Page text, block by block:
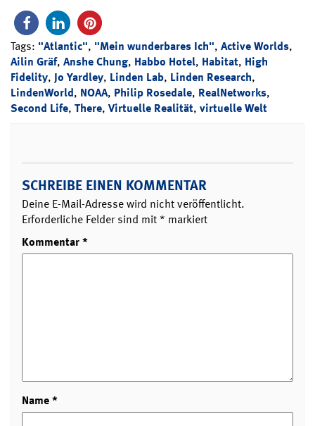
Tags: "Atlantic", "Mein wunderbares Ich", Active Worlds,
Ailin Gräf, Anshe Chung, Habbo Hotel, Habitat, High
Fidelity, Jo Yardley, Linden Lab, Linden Research,
LindenWorld, NOAA, Philip Rosedale, RealNetworks,
Second Life, There, Virtuelle Realität, virtuelle Welt
SCHREIBE EINEN KOMMENTAR
Deine E-Mail-Adresse wird nicht veröffentlicht.
Erforderliche Felder sind mit * markiert
Kommentar*
Name*